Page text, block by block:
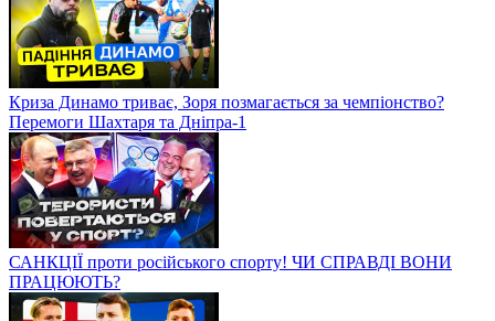
Криза Динамо триває, Зоря позмагається за чемпіонство?
Перемоги Шахтаря та Дніпра-1
САНКЦІЇ проти російського спорту! ЧИ СПРАВДІ ВОНИ
ПРАЦЮЮТЬ?